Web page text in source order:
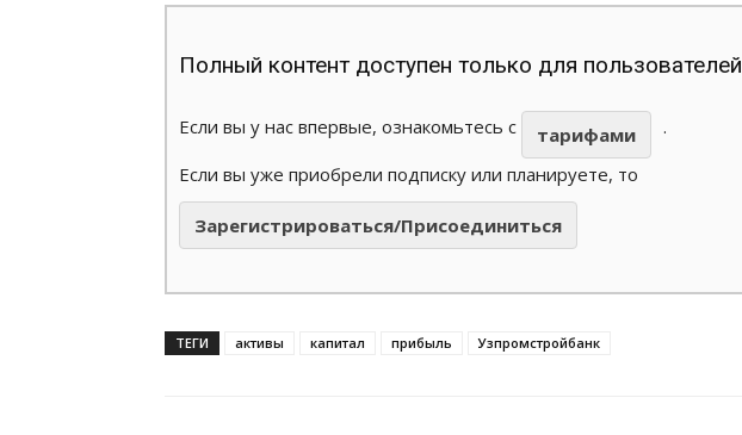
Полный контент доступен только для пользователей
Если вы у нас впервые, ознакомьтесь с тарифами
.
Если вы уже приобрели подписку или планируете, то
Зарегистрироваться/Присоединиться
ТЕГИ активы капитал прибыль Узпромстройбанк